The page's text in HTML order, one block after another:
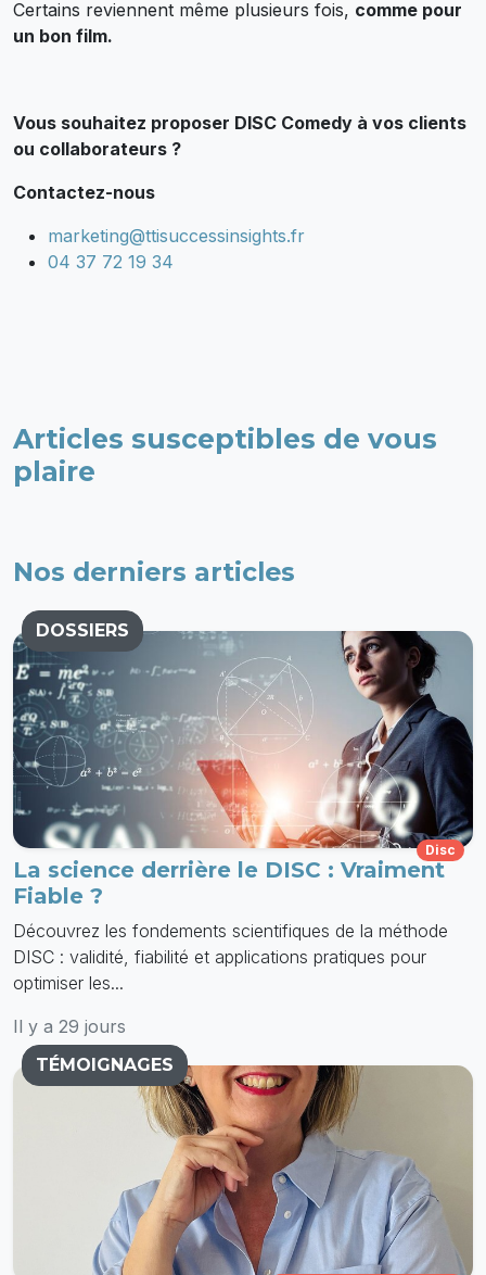
Certains reviennent même plusieurs fois, comme pour
un bon film.
Vous souhaitez proposer DISC Comedy à vos clients
ou collaborateurs ?
Contactez-nous
marketing@ttisuccessinsights.fr
04 37 72 19 34
Articles susceptibles de vous
plaire
Nos derniers articles
DOSSIERS
Disc
La science derrière le DISC : Vraiment
Fiable ?
Découvrez les fondements scientifiques de la méthode
DISC : validité, fiabilité et applications pratiques pour
optimiser les...
Il y a 29 jours
TÉMOIGNAGES